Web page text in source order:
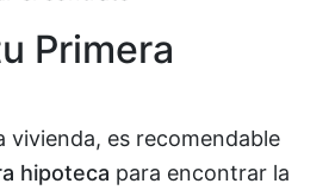
Primera
vivienda, es recomendable
hipoteca para encontrar la